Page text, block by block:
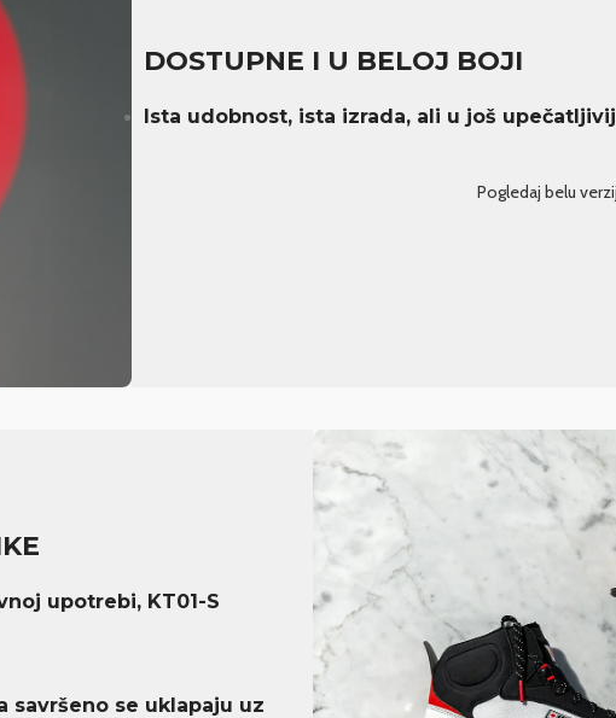
DOSTUPNE I U BELOJ BOJI
Ista udobnost, ista izrada, ali u još
Pogledaj belu
upotrebi, KT01-S
savršeno se uklapaju uz